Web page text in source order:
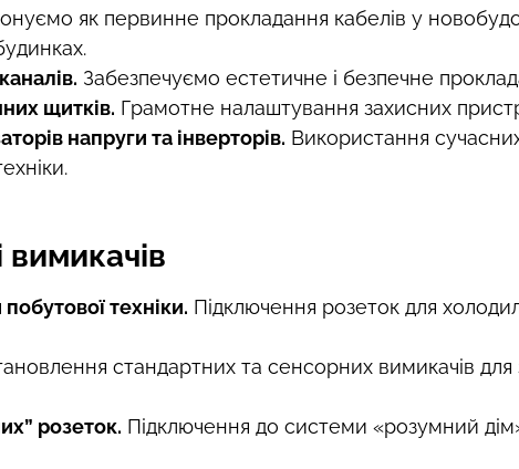
як первинне прокладання кабелів у
Забезпечуємо естетичне і безпечне
щитків. Грамотне налаштування захисних
напруги та інверторів. Використання
техніки. Підключення розеток для
стандартних та сенсорних вимикачів для
розеток. Підключення до системи «розумний